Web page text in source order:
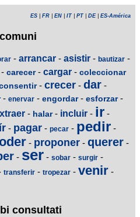
ES FR EN IT PT DE| ES-América
- arrancar - asistir - bautizar -
carecer- cargar - coleccionar
- crecer - dar -
- enervar - engordar- esforzar-
- halar- incluir - ir -
- pagar - pecar - pedir -
- proponer - querer -
- ser - sobar - surgir -
transferir - tropezar - venir -
consultati